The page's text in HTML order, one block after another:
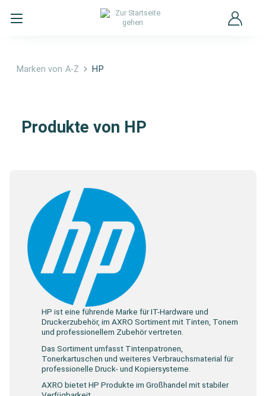
Marken von A-Z HP
Produkte von HP
HP ist eine führende Marke für IT-Hardware und
Druckerzubehör, im AXRO Sortiment mit Tinten, Tonern
und professionellem Zubehör vertreten.
Das Sortiment umfasst Tintenpatronen,
Tonerkartuschen und weiteres Verbrauchsmaterial für
professionelle Druck- und Kopiersysteme.
AXRO bietet HP Produkte im Großhandel mit stabiler